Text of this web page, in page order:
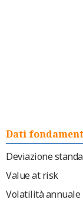
Dati
Deviazione
Value at risk
Volatilità annuale